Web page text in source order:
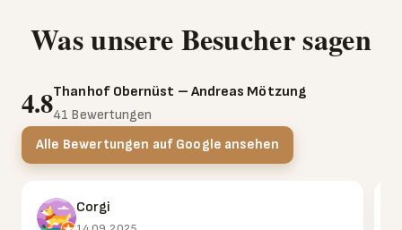
Was unsere Besucher sagen
4.8Thanhof Obernüst – Andreas Mötzung
41 Bewertungen
Alle Bewertungen auf Google ansehen
Corgi